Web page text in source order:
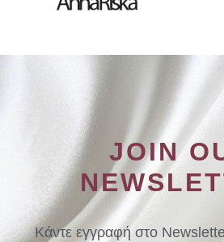
JOIN
Κάντε εγγραφή στο